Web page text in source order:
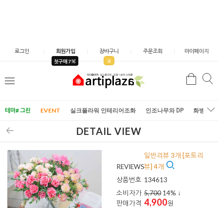
로그인 회원가입
첫구매 7
장바구니
0
주문조회 마이페이지
메
검
테마# 그린 EVENT 실크플라워 인테리어조화 인조나무와 DP 화병/화
DETAIL VIEW
REVIEWS
일반리뷰 3개 [포토리
뷰] 4개
상품번호 134613
소비자가 5,700 14% ↓
판매가격 4,900원